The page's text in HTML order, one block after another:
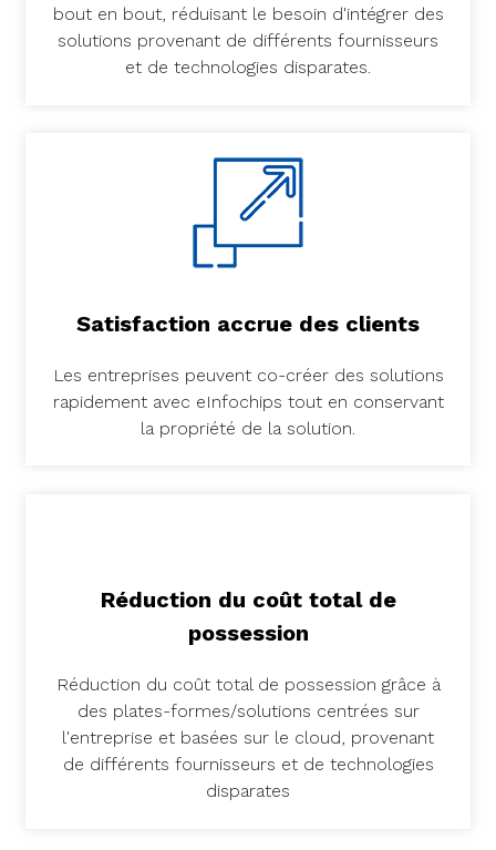
bout en bout, réduisant le besoin d'intégrer des
solutions provenant de différents fournisseurs
et de technologies disparates.
Satisfaction accrue des clients
Les entreprises peuvent co-créer des solutions
rapidement avec eInfochips tout en conservant
la propriété de la solution.
Réduction du coût total de
possession
Réduction du coût total de possession grâce à
des plates-formes/solutions centrées sur
l'entreprise et basées sur le cloud, provenant
de différents fournisseurs et de technologies
disparates